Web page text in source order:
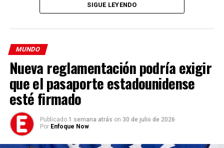
SIGUE LEYENDO
MUNDO
Nueva reglamentación podría exigir
que el pasaporte estadounidense
esté firmado
Publicado 1 semana atrás on 30 de julio de 2026
Por Enfoque Now